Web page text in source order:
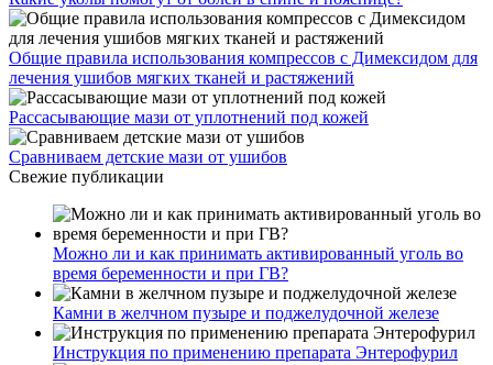
Общие правила использования компрессов с Димексидом для
лечения ушибов мягких тканей и растяжений
Рассасывающие мази от уплотнений под кожей
Сравниваем детские мази от ушибов
Свежие публикации
Можно ли и как принимать активированный уголь во
время беременности и при ГВ?
Камни в желчном пузыре и поджелудочной железе
Инструкция по применению препарата Энтерофурил